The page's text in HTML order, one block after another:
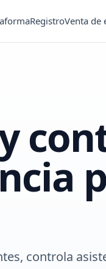
RegistroVenta de
controla